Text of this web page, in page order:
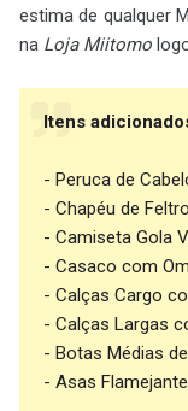
estima de qualquer
na Loja Miitomo
Itens
- Peruca de
- Chapéu de
- Camiseta Gola
- Casaco com
- Calças Cargo
- Calças Largas
- Botas Médias
- Asas